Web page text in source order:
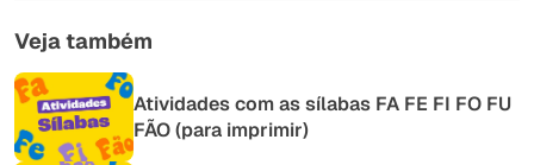
Veja também
Atividades com as sílabas FA FE FI FO FU
FÃO (para imprimir)